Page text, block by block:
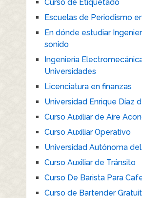
Curso de Etiquetado
Escuelas de Periodismo
En dónde estudiar
sonido
Ingeniería
Universidades
Licenciatura en finanzas
Universidad Enrique Díaz
Curso Auxiliar de Aire
Curso Auxiliar Operativo
Universidad Autónoma
Curso Auxiliar de Tránsito
Curso De Barista Para
Curso de Bartender